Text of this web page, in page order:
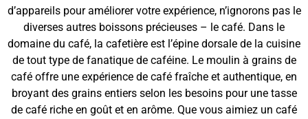
d’appareils pour améliorer votre expérience, n’ignorons pas le
diverses autres boissons précieuses – le café. Dans le
domaine du café, la cafetière est l’épine dorsale de la cuisine
de tout type de fanatique de caféine. Le moulin à grains de
café offre une expérience de café fraîche et authentique, en
broyant des grains entiers selon les besoins pour une tasse
de café riche en goût et en arôme. Que vous aimiez un café